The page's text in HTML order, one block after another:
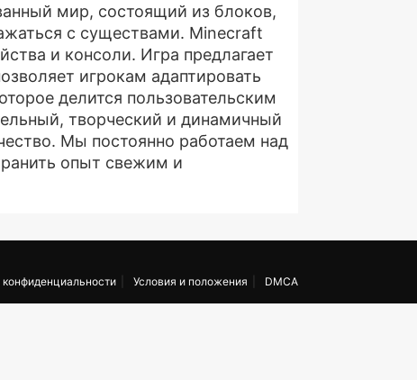
мир, состоящий из блоков,
с существами. Minecraft
и консоли. Игра предлагает
игрокам адаптировать
делится пользовательским
творческий и динамичный
Мы постоянно работаем над
опыт свежим и
конфиденциальности Условия и положения DMCA